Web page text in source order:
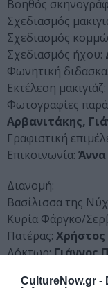
CultureNow.gr -
Βοηθός
Σχεδιασμός
Σχεδιασμός
Σχεδιασμός ήχου:
Φωνητική
Εκτέλεση μακιγιάζ:
Φωτογραφίες
Αρβανιτάκης,
Γραφιστική
Επικοινωνία:
Διανομή:
Βασίλισσα της
Κυρία Φάργκο/
Πατέρας:
Δόκτωρ:Γιάννος
Διάρκεια